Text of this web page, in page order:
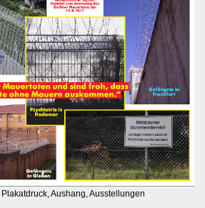
Plakatdruck, Aushang, Ausstellungen